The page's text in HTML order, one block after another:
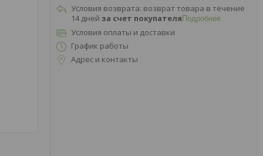
возврат товара в течение
14 дней за счет покупателя Подробнее
Условия оплаты и доставки
График работы
Адрес и контакты